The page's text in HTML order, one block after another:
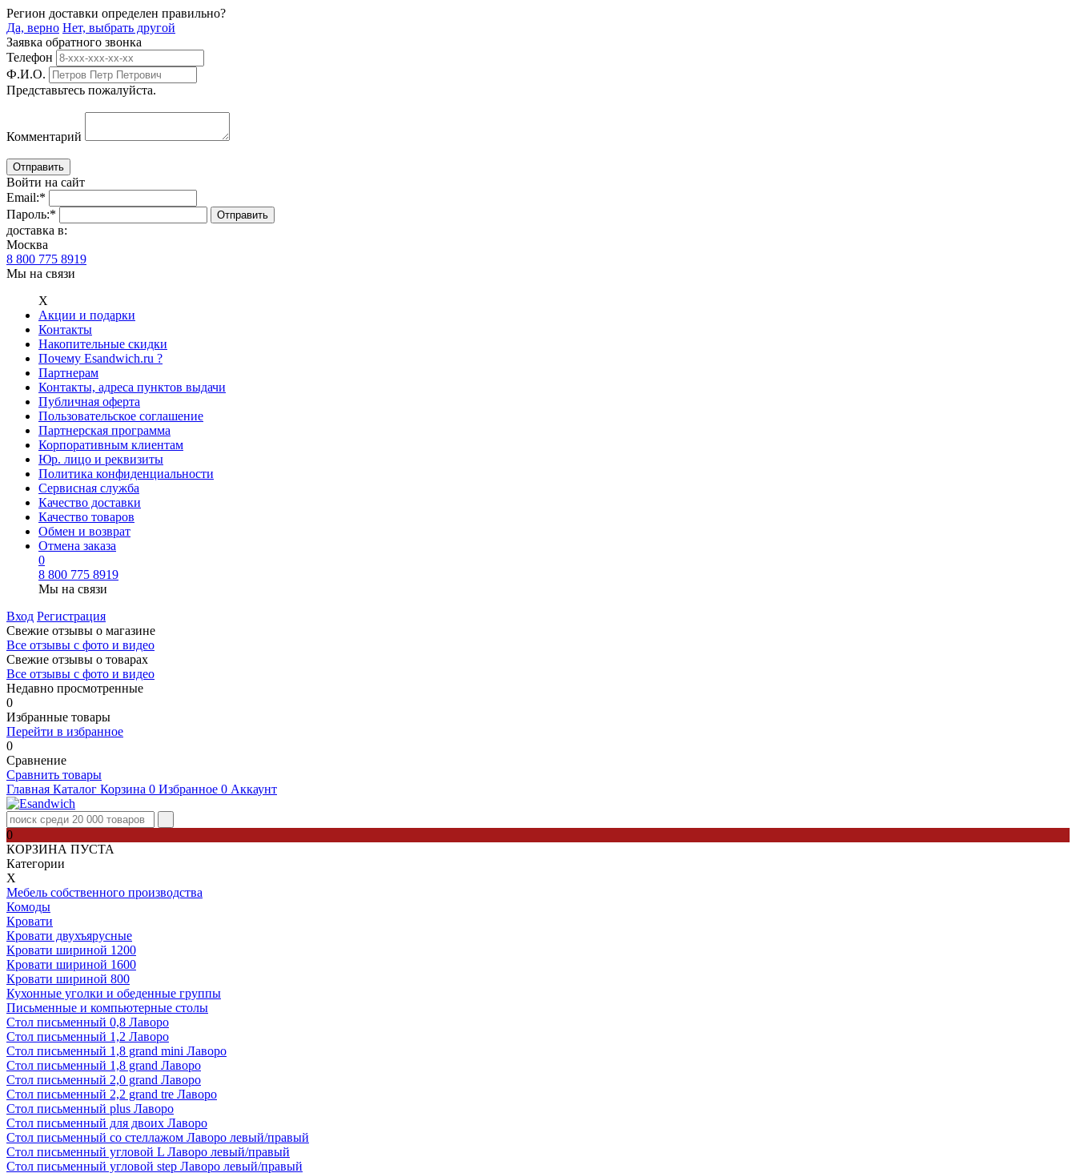
Регион доставки определен правильно?
Да, верно Нет, выбрать другой
Заявка обратного звонка
Телефон
Ф.И.О.
Представьтесь пожалуйста.
Комментарий
Войти на сайт
Email:*
Пароль:*
доставка в:
Москва
8 800 775 8919
Мы на связи
Х
Акции и подарки
Контакты
Накопительные скидки
Почему Esandwich.ru ?
Партнерам
Контакты, адреса пунктов выдачи
Публичная оферта
Пользовательское соглашение
Партнерская программа
Корпоративным клиентам
Юр. лицо и реквизиты
Политика конфиденциальности
Сервисная служба
Качество доставки
Качество товаров
Обмен и возврат
Отмена заказа
0
8 800 775 8919
Мы на связи
Вход Регистрация
Свежие отзывы о магазине
Все отзывы с фото и видео
Свежие отзывы о товарах
Все отзывы c фото и видео
Недавно просмотренные
0
Избранные товары
Перейти в избранное
0
Сравнение
Сравнить товары
Главная Каталог Корзина 0 Избранное 0 Аккаунт
0
КОРЗИНА ПУСТА
Категории
Х
Мебель собственного производства
Комоды
Кровати
Кровати двухъярусные
Кровати шириной 1200
Кровати шириной 1600
Кровати шириной 800
Кухонные уголки и обеденные группы
Письменные и компьютерные столы
Стол письменный 0,8 Лаворо
Стол письменный 1,2 Лаворо
Стол письменный 1,8 grand mini Лаворо
Стол письменный 1,8 grand Лаворо
Стол письменный 2,0 grand Лаворо
Стол письменный 2,2 grand tre Лаворо
Стол письменный plus Лаворо
Стол письменный для двоих Лаворо
Стол письменный со стеллажом Лаворо левый/правый
Стол письменный угловой L Лаворо левый/правый
Стол письменный угловой step Лаворо левый/правый